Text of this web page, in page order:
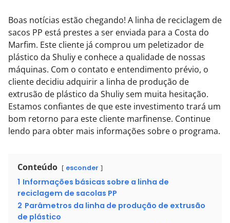
Boas notícias estão chegando! A linha de reciclagem de
sacos PP está prestes a ser enviada para a Costa do
Marfim. Este cliente já comprou um peletizador de
plástico da Shuliy e conhece a qualidade de nossas
máquinas. Com o contato e entendimento prévio, o
cliente decidiu adquirir a linha de produção de
extrusão de plástico da Shuliy sem muita hesitação.
Estamos confiantes de que este investimento trará um
bom retorno para este cliente marfinense. Continue
lendo para obter mais informações sobre o programa.
Conteúdo esconder
1 Informações básicas sobre a linha de
reciclagem de sacolas PP
2 Parâmetros da linha de produção de extrusão
de plástico